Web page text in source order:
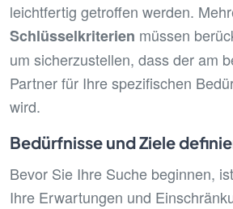
leichtfertig getroffen werden.
Schlüsselkriterien müssen
um sicherzustellen, dass der am
Partner für Ihre spezifischen
wird.
Bedürfnisse und Ziele
Bevor Sie Ihre Suche beginnen,
Ihre Erwartungen und